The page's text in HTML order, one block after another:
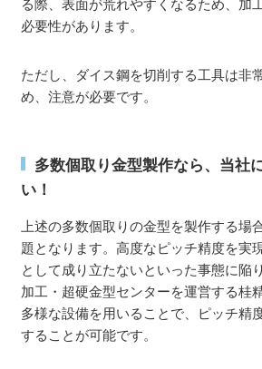
る際、表面が荒れやすくなるため、加
必要性があります。
ただし、ダイス鋼を切削する工具は非
め、注意が必要です。
多数個取り金型製作なら、当社
い！
上述の多数個取りの金型を製作する場
題となります。高度なピッチ精度を実
として成り立たないといった事態に陥
加工・超硬金型センターを運営する桂
多様な設備を用いることで、ピッチ精
することが可能です。